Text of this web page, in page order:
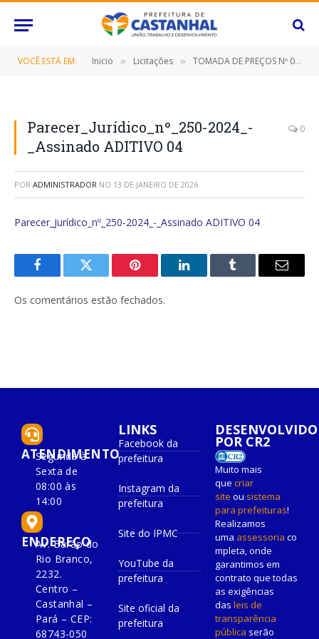
VOCÊ ESTÁ EM: Inicio » Licitações » TOMADA DE PREÇOS Nº 010/2021/PMC (CONTRATAÇÃO DE EMPRESA PARA A EXECUÇÃO DE SERVIÇOS DE MANUTENÇÃO PREVENTIVA E CORRETIVA, COM INSTALAÇÃO, IMPLANTAÇÃO, CONJUNTO DE ENERGIA SOLAR PARA O SISTEMA SEMAFÓRICO COM FORNECIMENTO DE MÃO DE OBRA)
Parecer_Jurídico_nº_250-2024_-
_Assinado ADITIVO 04
0
POR ADMINISTRADOR NO 13 DE JANEIRO DE 2026
Parecer_Jurídico_nº_250-2024_-_Assinado ADITIVO 04
FacebookTwitter Pinterest O
Tumblr
E-
Os comentários estão fechados.
ATENDIMENTO
Segunda à
Sexta de
08:00 às
14:00
ENDEREÇO
Av. Barão do
Rio Branco,
2232.
Centro –
Castanhal –
Pará – CEP:
68743-050
LINKS
Facebook da
prefeitura
Instagram da
prefeitura
Site do IPMC
YouTube da
prefeitura
Site oficial da
prefeitura
DESENVOLVIDO
POR CR2
Muito mais
que criar
site ou sistema
para prefeituras!
Realizamos
uma assessoria co
mpleta, onde
garantimos em
contrato que todas
as exigências
das leis de
transparência
pública serão